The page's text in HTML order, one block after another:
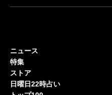
ニュース
特集
ストア
日曜日22時占い